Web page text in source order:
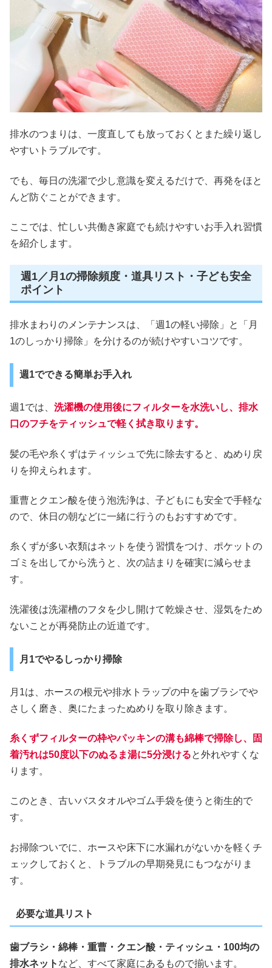
排水のつまりは、一度直しても放っておくとまた繰り返し
やすいトラブルです。
でも、毎日の洗濯で少し意識を変えるだけで、再発をほと
んど防ぐことができます。
ここでは、忙しい共働き家庭でも続けやすいお手入れ習慣
を紹介します。
週1／月1の掃除頻度・道具リスト・子ども安全
ポイント
排水まわりのメンテナンスは、「週1の軽い掃除」と「月
1のしっかり掃除」を分けるのが続けやすいコツです。
週1でできる簡単お手入れ
週1では、 洗濯機の使用後にフィルターを水洗いし、排水
口のフチをティッシュで軽く拭き取ります。
髪の毛や糸くずはティッシュで先に除去すると、ぬめり戻
りを抑えられます。
重曹とクエン酸を使う泡洗浄は、子どもにも安全で手軽な
ので、休日の朝などに一緒に行うのもおすすめです。
糸くずが多い衣類はネットを使う習慣をつけ、ポケットの
ゴミを出してから洗うと、次の詰まりを確実に減らせま
す。
洗濯後は洗濯槽のフタを少し開けて乾燥させ、湿気をため
ないことが再発防止の近道です。
月1でやるしっかり掃除
月1は、ホースの根元や排水トラップの中を歯ブラシでや
さしく磨き、奥にたまったぬめりを取り除きます。
糸くずフィルターの枠やパッキンの溝も綿棒で掃除し、固
着汚れは50度以下のぬるま湯に5分浸けると外れやすくな
ります。
このとき、古いバスタオルやゴム手袋を使うと衛生的で
す。
お掃除ついでに、ホースや床下に水漏れがないかを軽くチ
ェックしておくと、トラブルの早期発見にもつながりま
す。
必要な道具リスト
歯ブラシ・綿棒・重曹・クエン酸・ティッシュ・100均の
排水ネット など、すべて家庭にあるもので揃います。